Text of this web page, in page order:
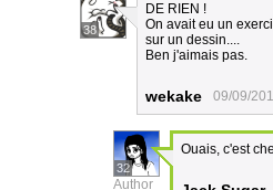
38
DE RIEN !
On avait eu un
sur un dessin....
Ben j'aimais pas.
wekake 09/09/
32
Author
Ouais, c'est